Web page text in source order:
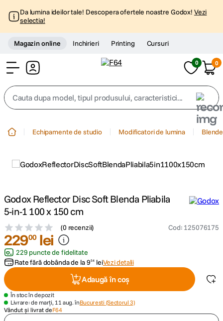
Da lumina ideilor tale! Descopera ofertele noastre Godox! Vezi
selectia!
Magazin online Inchirieri Printing Cursuri
0 0
Cauta dupa model, tipul produsului, caracteristici...
3. trepied telefon
5. canon sx740 hs
6. lavaliera
7. card memorie
8. dji mic mini
Echipamente de studio Modificatori de lumina
Godox Reflector Disc Soft Blenda Pliabila
5-in-1 100 x 150 cm
(0 recenzii) Cod: 125076175
22900 lei
229 puncte de fidelitate
Rate fără dobânda de la954 leiVezi detalii
Adaugă în coș
În stoc în depozit
Livrare: de marți, 11 aug. înBucuresti (Sectorul 3)
Vândut și livrat deF64